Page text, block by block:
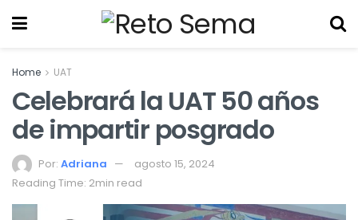
Home UAT
Celebrará la UAT 50 años
de impartir posgrado
Por: Adriana
agosto 15, 2024
Reading Time: 2min read